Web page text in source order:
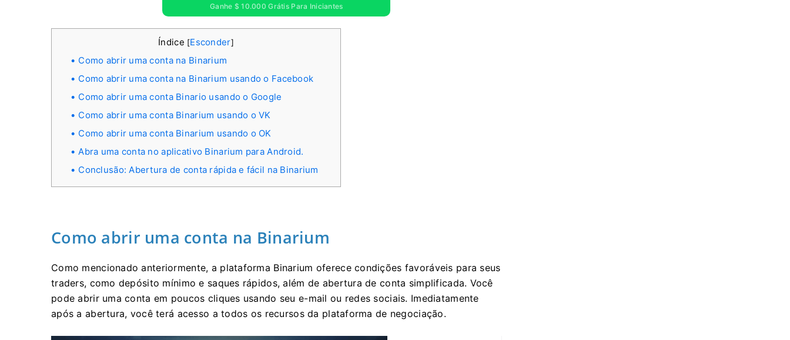
Ganhe $ 10.000 Grátis Para Iniciantes
Índice [Esconder]
Como abrir uma conta na Binarium
Como abrir uma conta na Binarium usando o Facebook
Como abrir uma conta Binario usando o Google
Como abrir uma conta Binarium usando o VK
Como abrir uma conta Binarium usando o OK
Abra uma conta no aplicativo Binarium para Android.
Conclusão: Abertura de conta rápida e fácil na Binarium
Como abrir uma conta na Binarium
Como mencionado anteriormente, a plataforma Binarium oferece condições favoráveis ​​para seus
traders, como depósito mínimo e saques rápidos, além de abertura de conta simplificada. Você
pode abrir uma conta em poucos cliques usando seu e-mail ou redes sociais. Imediatamente
após a abertura, você terá acesso a todos os recursos da plataforma de negociação.